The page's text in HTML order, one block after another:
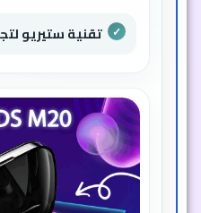
تقنية ستيريو